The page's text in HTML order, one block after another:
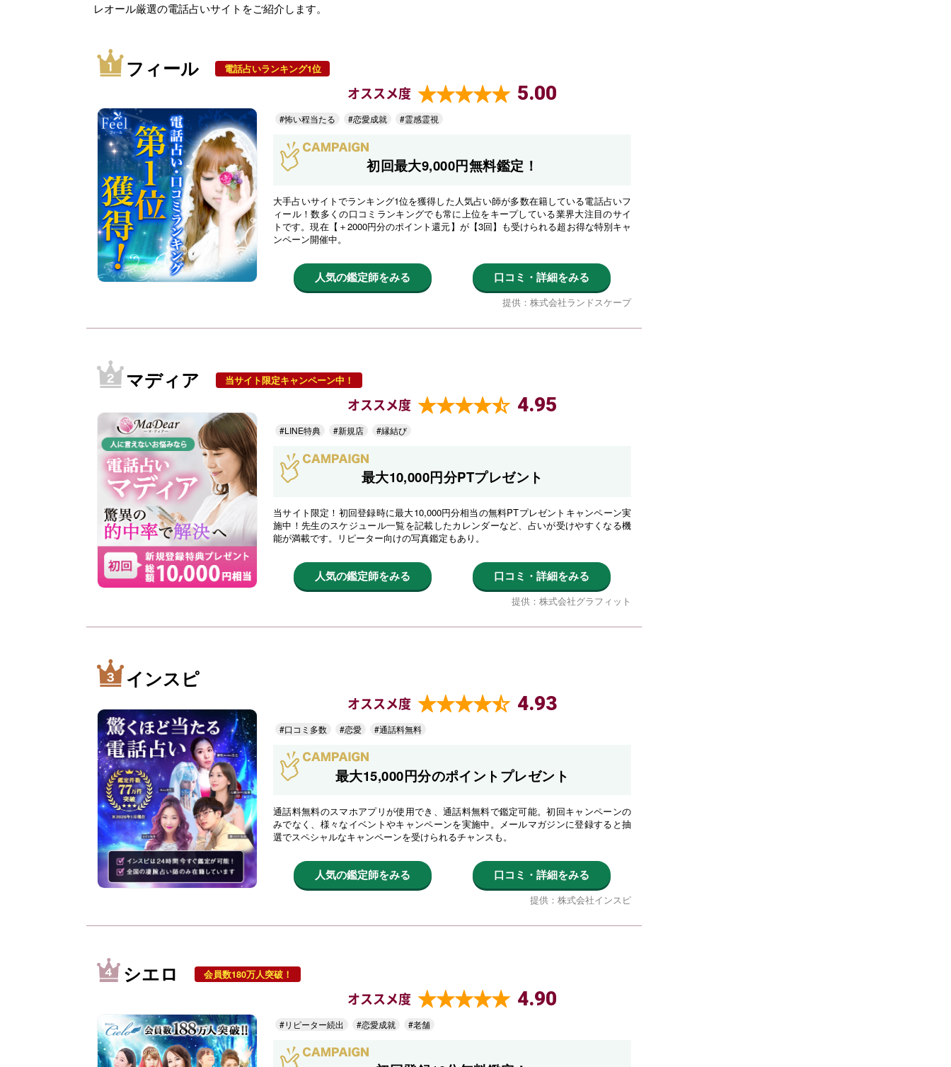
レオール厳選の電話占いサイトをご紹介します。
フィール 電話占いランキング1位
オススメ度 5.00
#怖い程当たる #恋愛成就 #霊感霊視
初回最大9,000円無料鑑定！
大手占いサイトでランキング1位を獲得した人気占い師が多数在籍している電話占いフ
ィール！数多くの口コミランキングでも常に上位をキープしている業界大注目のサイ
トです。現在【＋2000円分のポイント還元】が【3回】も受けられる超お得な特別キャ
ンペーン開催中。
人気の鑑定師をみる 口コミ・詳細をみる
提供：株式会社ランドスケープ
マディア 当サイト限定キャンペーン中！
オススメ度 4.95
#LINE特典 #新規店 #縁結び
最大10,000円分PTプレゼント
当サイト限定！初回登録時に最大10,000円分相当の無料PTプレゼントキャンペーン実
施中！先生のスケジュール一覧を記載したカレンダーなど、占いが受けやすくなる機
能が満載です。リピーター向けの写真鑑定もあり。
人気の鑑定師をみる 口コミ・詳細をみる
提供：株式会社グラフィット
インスピ
オススメ度 4.93
#口コミ多数 #恋愛 #通話料無料
最大15,000円分のポイントプレゼント
通話料無料のスマホアプリが使用でき、通話料無料で鑑定可能。初回キャンペーンの
みでなく、様々なイベントやキャンペーンを実施中。メールマガジンに登録すると抽
選でスペシャルなキャンペーンを受けられるチャンスも。
人気の鑑定師をみる 口コミ・詳細をみる
提供：株式会社インスピ
シエロ 会員数180万人突破！
オススメ度 4.90
#リピーター続出 #恋愛成就 #老舗